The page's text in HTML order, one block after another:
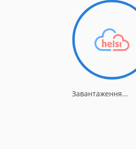
Завантаження...